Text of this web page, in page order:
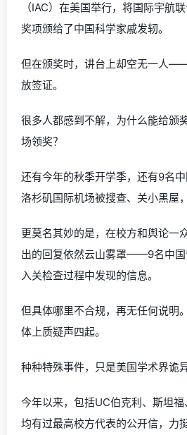
（IAC）在美国举行，将国际宇航
奖项颁给了中国科学家戚发轫。
但在颁奖时，讲台上却空无一人
放签证。
很多人都感到不解，为什么能给颁
场领奖？
还有今年的秋季开学季，还有9名
洛杉矶国际机场被搜查、关小黑屋
更莫名其妙的是，在校方和舆论一
出的回复依然云山雾罩——9名中国
入关检查过程中发现的信息。
但具体哪里不合规，再无任何说明
体上质疑声四起。
种种特殊事件，只是美国学术界诡
今年以来，包括UC伯克利、斯坦福
均有过最高校方代表的公开信，力